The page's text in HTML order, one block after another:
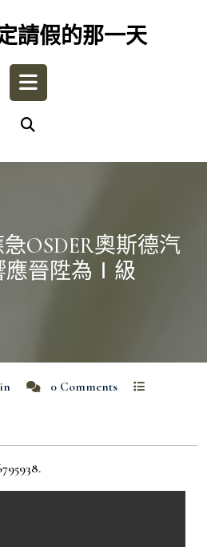
請假的那一天
Open
OSDER奧斯德汽
應晉陞為Ⅰ級
0 Comments